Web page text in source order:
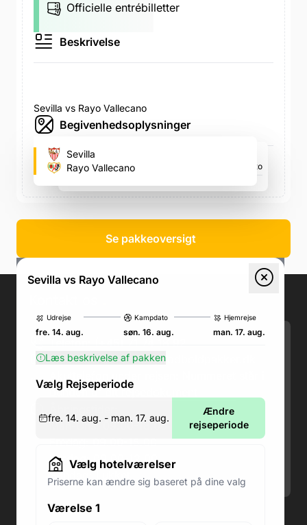
Officielle entrébilletter
Beskrivelse
Sevilla vs Rayo Vallecano
Begivenhedsoplysninger
Ramón Sánchez Pizjuán
Avenida de Eduardo Dato, Avenida de Eduardo Dato
Sevilla
Rayo Vallecano
Se pakkeoversigt
Sevilla vs Rayo Vallecano
Udrejse
fre. 14. aug.
Kampdato
søn. 16. aug.
Hjemrejse
man. 17. aug.
Læs beskrivelse af pakken
Vælg Rejseperiode
fre. 14. aug. - man. 17. aug.
Ændre
rejseperiode
Vælg hotelværelser
Priserne kan ændre sig baseret på dine valg
Værelse 1
Email:kundeservice@fodboldpakker.dk
Akuttelefon under rejsen: Nummeret står i
bunden af dit rejsedokument
Man-Ons: 09.00-18.00
Lørdag: 09.00-12.00
Søndag: Lukket
Adresse butik: Fodboldpakker ApS Rosendal 1C